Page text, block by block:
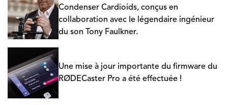
Condenser Cardioids, conçus en
collaboration avec le légendaire ingénieur
du son Tony Faulkner.
Une mise à jour importante du firmware du
RØDECaster Pro a été effectuée !